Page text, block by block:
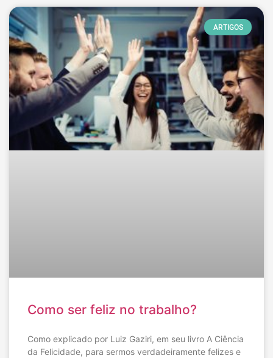
ARTIGOS
Como ser feliz no trabalho?
Como explicado por Luiz Gaziri, em seu livro A Ciência
da Felicidade, para sermos verdadeiramente felizes e